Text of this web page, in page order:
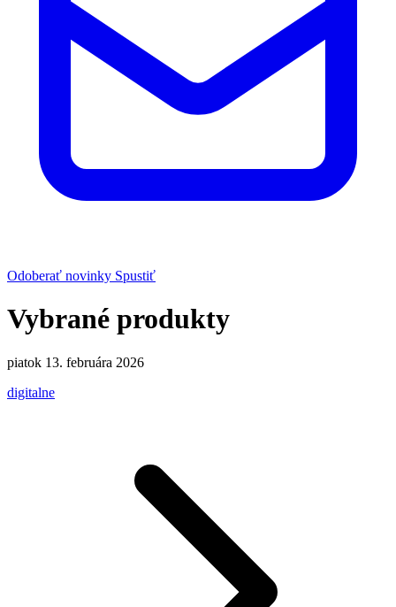
Odoberať novinky Spustiť
Vybrané produkty
piatok 13. februára 2026
digitalne